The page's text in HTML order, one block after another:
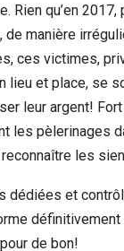
Rien qu’en
manière
ces victimes,
lieu et place, se
leur argent!
les pèlerinages
les
dédiées et
définitivement
de bon!